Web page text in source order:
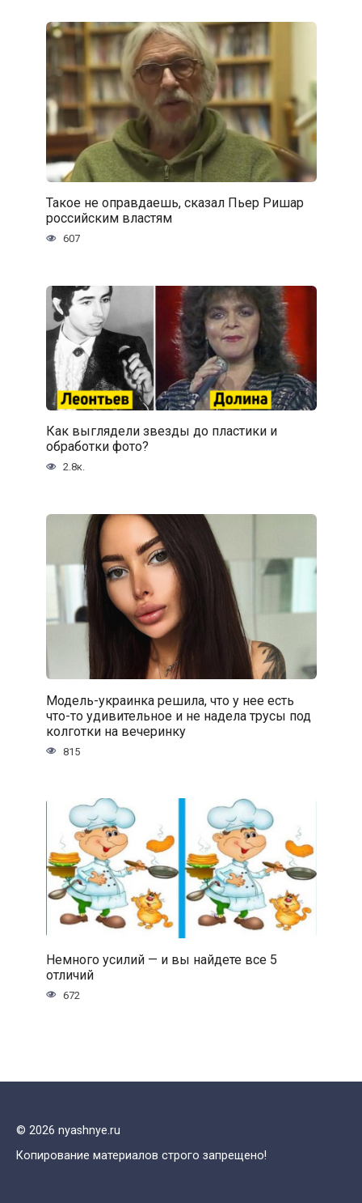
Такое не оправдаешь, сказал Пьер Ришар
российским властям
607
Как выглядели звезды до пластики и
обработки фото?
2.8к.
Модель-украинка решила, что у нее есть
что-то удивительное и не надела трусы под
колготки на вечеринку
815
Немного усилий — и вы найдете все 5
отличий
672
© 2026 nyashnye.ru
Копирование материалов строго запрещено!